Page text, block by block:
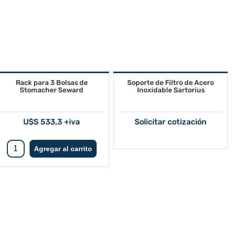
Rack para 3 Bolsas de
Stomacher Seward
U$S 533,3 +iva
Soporte de Filtro de Acero
Inoxidable Sartorius
Solicitar cotización